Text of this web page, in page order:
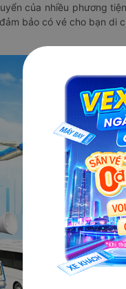
của nhiều phương
bảo có vé cho bạn di